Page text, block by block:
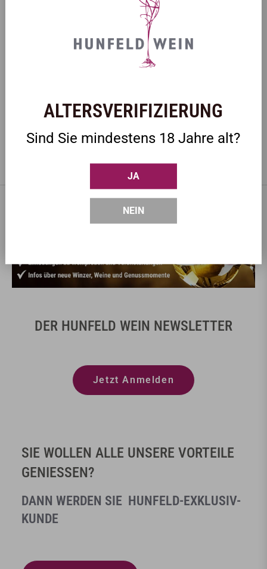
MÄRZ 24, 2026
Eier Benedict mit Lachs &...
Alle
DER HUNFELD WEIN NEWSLETTER
Jetzt Anmelden
SIE WOLLEN ALLE UNSERE VORTEILE
GENIESSEN?
DANN WERDEN SIE HUNFELD-EXKLUSIV-
KUNDE
ALTERSVERIFIZIERUNG
Sind Sie mindestens 18 Jahre alt?
JA
NEIN